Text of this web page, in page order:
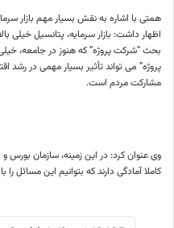
همتی با اشاره به نقش بسیار مهم بازار
اظهار داشت: بازار سرمایه، پتانسیل خیلی
بحث “شرکت پروژه” که هنوز در جامعه،
پروژه” می تواند تأثیر بسیار مهمی در رشد
مشارکت مردم است.
وی عنوان کرد: در این زمینه، سازمان بورس و
کاملا آمادگی دارند که بتوانیم این